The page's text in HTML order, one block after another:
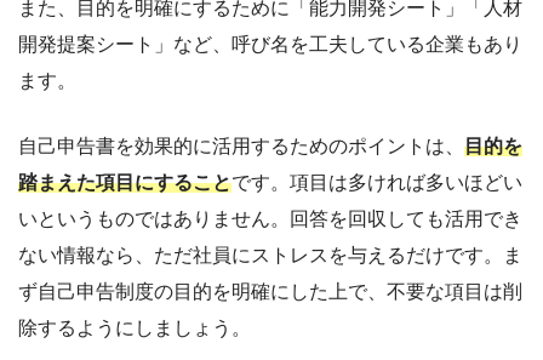
また、目的を明確にするために「能力開発シート」「人材
開発提案シート」など、呼び名を工夫している企業もあり
ます。
自己申告書を効果的に活用するためのポイントは、 目的を
踏まえた項目にすることです。項目は多ければ多いほどい
いというものではありません。回答を回収しても活用でき
ない情報なら、ただ社員にストレスを与えるだけです。ま
ず自己申告制度の目的を明確にした上で、不要な項目は削
除するようにしましょう。